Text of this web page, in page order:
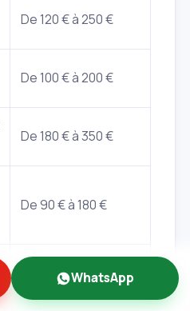
De 120 € à 250 €
De 100 € à 200 €
De 180 € à 350 €
De 90 € à 180 €
À partir de 60
€/heure
WhatsApp